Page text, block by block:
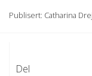
Publisert: Catharina
Del